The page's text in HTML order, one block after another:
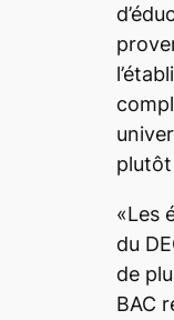
«Les
du
de
BAC